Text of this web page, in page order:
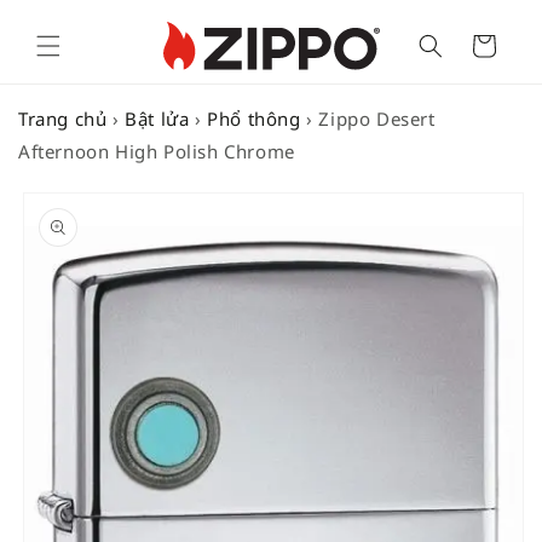
Cart
Trang chủ › Bật lửa › Phổ thông ›Zippo Desert
Afternoon High Polish Chrome
PRODUCT
INFORMATION